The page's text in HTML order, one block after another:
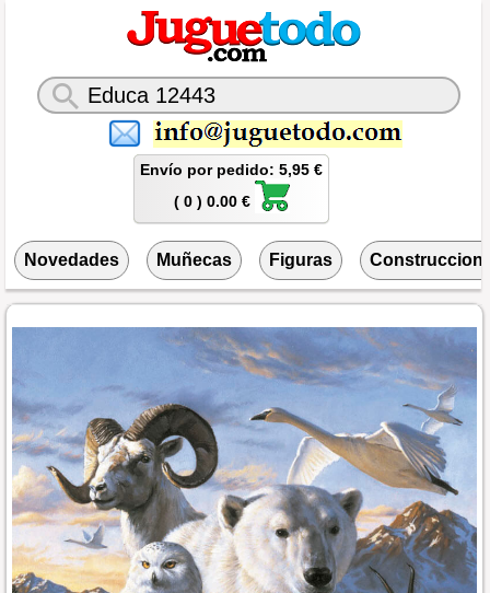
Envío por pedido: 5,95 €
( 0 ) 0.00 €
Novedades Muñecas Figuras